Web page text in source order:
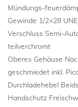
Mündungs-
Gewinde 1/2×28
Verschluss Semi-
teilverchromt
Oberes Gehäuse
geschmiedet inkl.
Durchladehebel
Handschutz